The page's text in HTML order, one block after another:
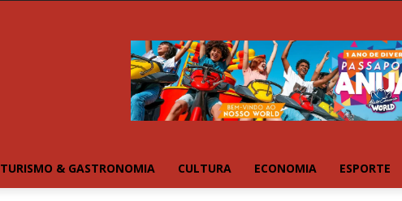
TURISMO & GASTRONOMIA CULTURA ECONOMIA ESPORTE